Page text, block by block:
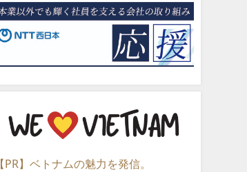
【PR】ベトナムの魅力を発信。